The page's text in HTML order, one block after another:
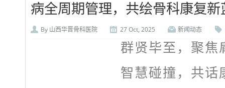
病全周期管理，共绘骨科康复新
By 山西华晋骨科医院 27 Oct, 2025 新闻动态
群贤毕至，聚焦
智慧碰撞，共话